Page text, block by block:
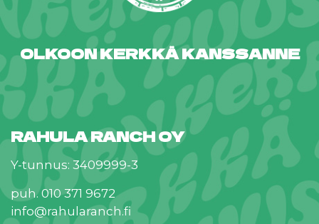
OLKOON KERKKÄ KANSSANNE
RAHULA RANCH OY
Y-tunnus: 3409999-3
puh. 010 371 9672
info@rahularanch.fi